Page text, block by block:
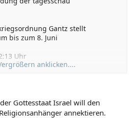
Gantz stellt
bis zum 8. Juni
Uhr
das bislang -mit Rücksicht
anklicken....
Gottesstaat Israel will den
annektieren.